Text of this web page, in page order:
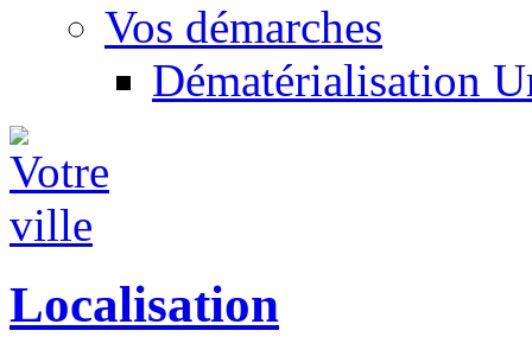
Vos démarches
Dématérialisation
Localisation